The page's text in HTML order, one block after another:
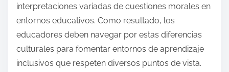
interpretaciones variadas de cuestiones morales en
entornos educativos. Como resultado, los
educadores deben navegar por estas diferencias
culturales para fomentar entornos de aprendizaje
inclusivos que respeten diversos puntos de vista.